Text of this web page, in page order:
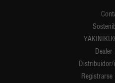
Dealer
Registrarse